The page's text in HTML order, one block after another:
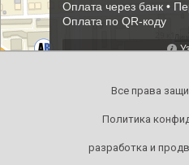
Все права
Политика
разработка и